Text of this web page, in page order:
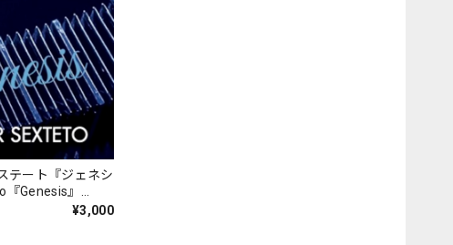
テート『ジェネシ
Genesis』
¥3,000